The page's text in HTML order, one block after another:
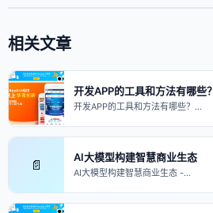
相关文章
开发APP的工具和方法有哪些？
开发APP的工具和方法有哪些？…
📄 AI大模型构建智慧商业生态
AI大模型构建智慧商业生态 -…